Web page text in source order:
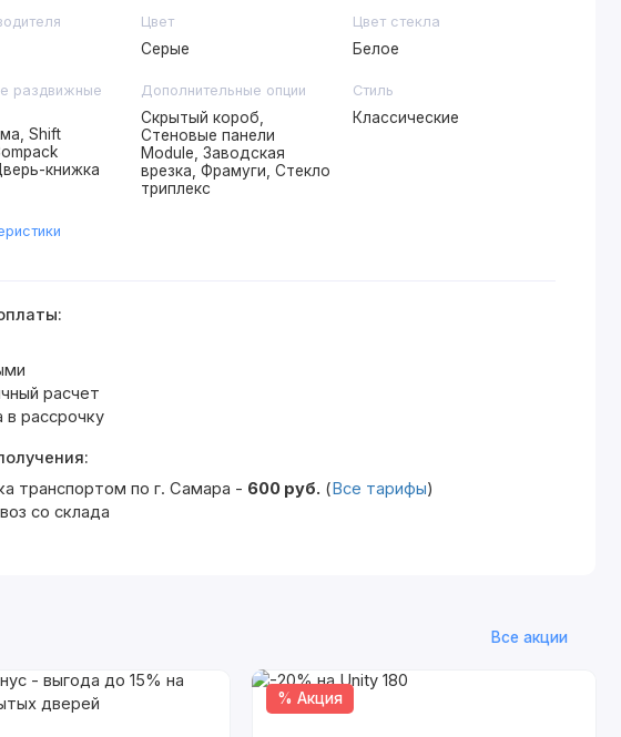
Цвет
Серые
Цвет стекла
Белое
раздвижные
Shift
книжка
Дополнительные опции
Скрытый короб,
Стеновые панели
Module, Заводская
врезка, Фрамуги, Стекло
триплекс
Стиль
Классические
расчет
в рассрочку
транспортом по г. Самара - 600 руб. (Все тарифы)
со склада
Все акции
% Акция